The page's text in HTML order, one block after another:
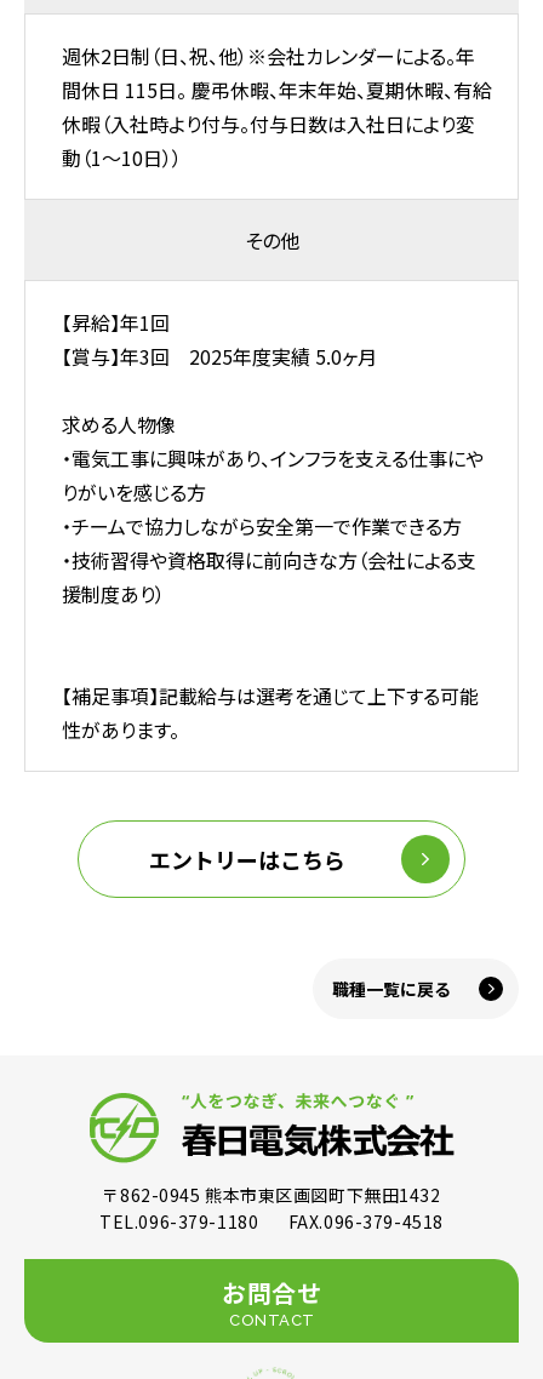
週休2日制（日、祝、他）※会社カレンダーによる。年
間休日 115日。 慶弔休暇、年末年始、夏期休暇、有給
休暇（入社時より付与。付与日数は入社日により変
動（1～10日））
その他
【昇給】年1回
【賞与】年3回 2025年度実績 5.0ヶ月
求める人物像
・電気工事に興味があり、インフラを支える仕事にや
りがいを感じる方
・チームで協力しながら安全第一で作業できる方
・技術習得や資格取得に前向きな方（会社による支
援制度あり）
【補足事項】記載給与は選考を通じて上下する可能
性があります。
エントリーはこちら
職種一覧に戻る
〒862-0945熊本市東区画図町下無田1432
TEL.096-379-1180
FAX.096-379-4518
お問合せ
CONTACT